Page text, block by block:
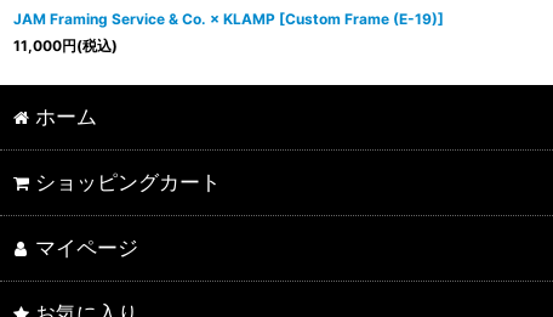
JAM Framing Service & Co. × KLAMP [Custom Frame (E-19)]
11,000円(税込)
ホーム
ショッピングカート
マイページ